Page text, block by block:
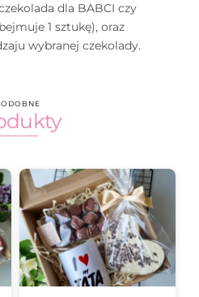
dla BABCI czy
1 sztukę), oraz
wybranej czekolady.